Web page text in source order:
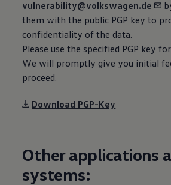
vulnerability@volkswagen.de
them with the public PGP key to
confidentiality of the data.
Please use the specified PGP key
We will promptly give you initial
proceed.
Download PGP-Key
Other applications
systems: